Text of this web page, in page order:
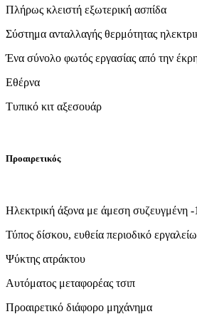
Πλήρως κλειστή εξωτερική ασπίδα
Σύστημα ανταλλαγής θερμότητας
Ένα σύνολο φωτός εργασίας από την
Εθέρνα
Τυπικό κιτ αξεσουάρ
Προαιρετικός
Ηλεκτρική άξονα με άμεση συζευγμένη
Τύπος δίσκου, ευθεία περιοδικό
Ψύκτης ατράκτου
Αυτόματος μεταφορέας τσιπ
Προαιρετικό διάφορο μηχάνημα